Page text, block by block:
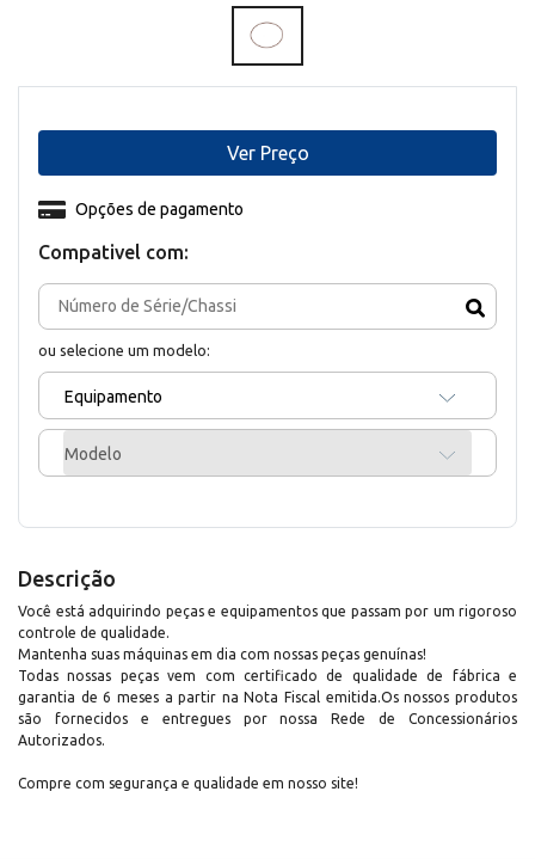
Compativel com:
ou selecione um modelo:
Equipamento
Modelo
Opções de pagamento
Ver Preço
Descrição
Você está adquirindo peças e equipamentos que passam por um rigoroso
controle de qualidade.
Mantenha suas máquinas em dia com nossas peças genuínas!
Todas nossas peças vem com certificado de qualidade de fábrica e
garantia de 6 meses a partir na Nota Fiscal emitida.Os nossos produtos
são fornecidos e entregues por nossa Rede de Concessionários
Autorizados.
Compre com segurança e qualidade em nosso site!